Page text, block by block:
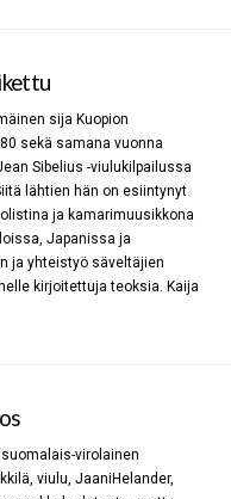
sija Kuopion
sekä samana vuonna
Sibelius -viulukilpailussa
lähtien hän on esiintynyt
ja kamarimuusikkona
Japanissa ja
ja yhteistyö säveltäjien
kirjoitettuja teoksia. Kaija
virolainen
viulu, JaaniHelander,